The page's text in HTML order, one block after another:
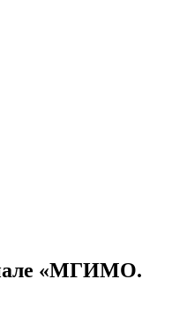
«МГИМО.